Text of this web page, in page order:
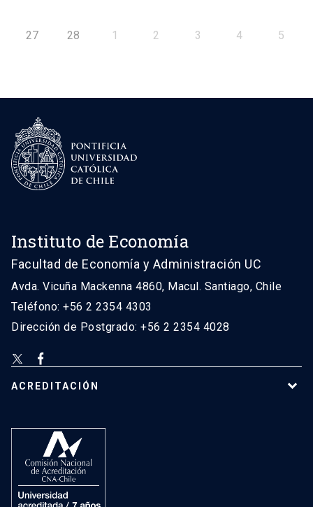
27 28 1 2 3 4 5
Instituto de Economía
Facultad de Economía y Administración UC
Avda. Vicuña Mackenna 4860, Macul. Santiago, Chile
Teléfono: +56 2 2354 4303
Dirección de Postgrado: +56 2 2354 4028
ACREDITACIÓN